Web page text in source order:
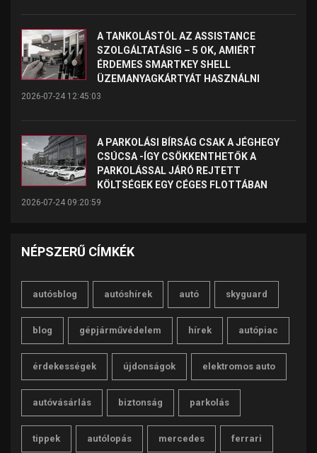
A TANKOLÁSTÓL AZ ASSISTANCE
SZOLGÁLTATÁSIG – 5 OK, AMIÉRT
ÉRDEMES SMARTKEY SHELL
ÜZEMANYAGKÁRTYÁT HASZNÁLNI
2026-07-24 12:45:03
A PARKOLÁSI BÍRSÁG CSAK A JÉGHEGY
CSÚCSA -ÍGY CSÖKKENTHETŐK A
PARKOLÁSSAL JÁRÓ REJTETT
KÖLTSÉGEK EGY CÉGES FLOTTÁBAN
2026-07-24 09:20:59
NÉPSZERŰ CÍMKÉK
autósblog autóshírek autó skyguard
blog gépjárművédelem hírek autópiac
érdekességek újdonságok elektromos auto
autóvásárlás biztonság parkolás
tippek autólopás mercedes ferrari